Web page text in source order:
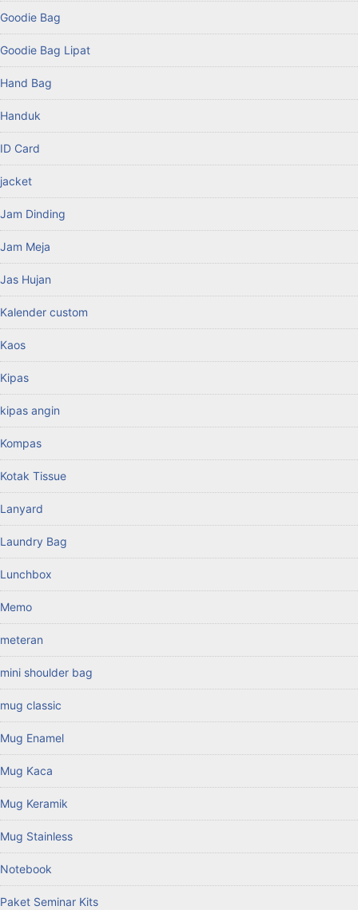
Goodie Bag
Goodie Bag Lipat
Hand Bag
Handuk
ID Card
jacket
Jam Dinding
Jam Meja
Jas Hujan
Kalender custom
Kaos
Kipas
kipas angin
Kompas
Kotak Tissue
Lanyard
Laundry Bag
Lunchbox
Memo
meteran
mini shoulder bag
mug classic
Mug Enamel
Mug Kaca
Mug Keramik
Mug Stainless
Notebook
Paket Seminar Kits